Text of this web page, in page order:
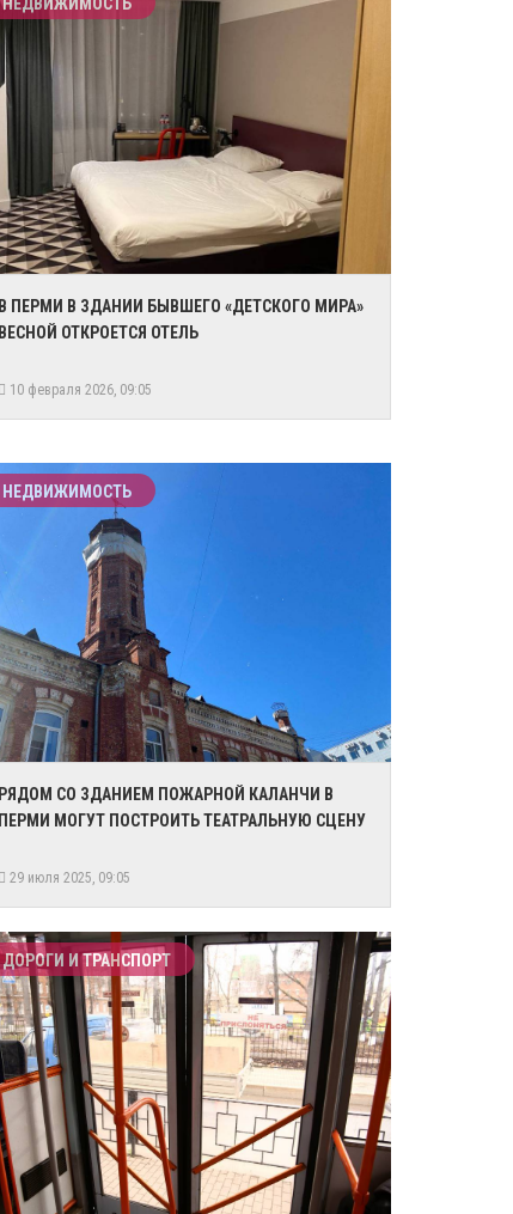
В ПЕРМИ В ЗДАНИИ БЫВШЕГО «ДЕТСКОГО МИРА»
ВЕСНОЙ ОТКРОЕТСЯ ОТЕЛЬ
10 февраля 2026, 09:05
НЕДВИЖИМОСТЬ
РЯДОМ СО ЗДАНИЕМ ПОЖАРНОЙ КАЛАНЧИ В
ПЕРМИ МОГУТ ПОСТРОИТЬ ТЕАТРАЛЬНУЮ СЦЕНУ
29 июля 2025, 09:05
ДОРОГИ И ТРАНСПОРТ